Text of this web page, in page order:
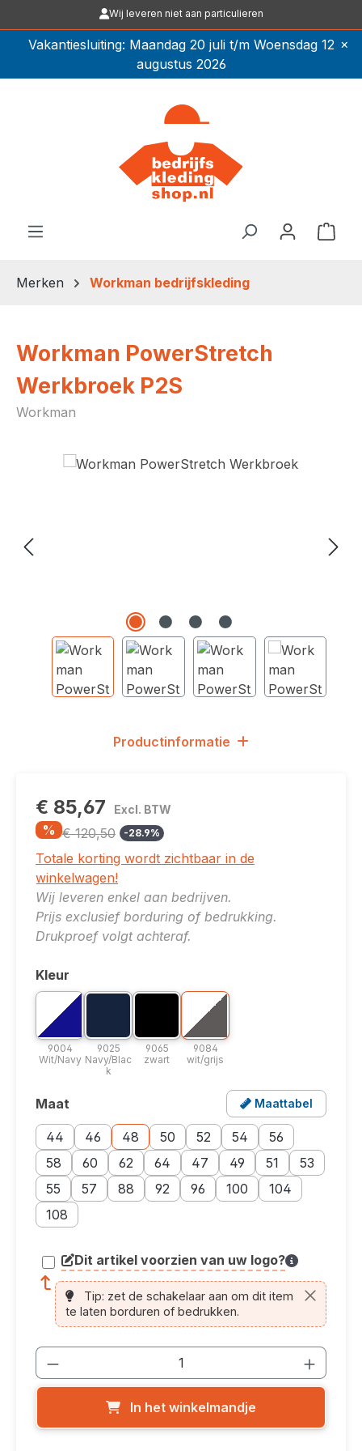
Ga naar de hoofdinhoudWij leveren niet aan particulieren
Vakantiesluiting: Maandag 20 juli t/m Woensdag 12
augustus 2026
×
Merken Workman bedrijfskleding
Workman PowerStretch
Werkbroek P2S
Workman
Afbeeldingengalerij overslaan
Productinformatie
€ 85,67 Excl. BTW
% € 120,50 -28.9%
Totale korting wordt zichtbaar in de
winkelwagen!
Wij leveren enkel aan bedrijven.
Prijs exclusief borduring of bedrukking.
Drukproef volgt achteraf.
Selecteer
Kleur
Bicolor optie: 9004 Wit/Navy
9004
Wit/Navy
9025 Navy/Black
Kleuroptie: 9025 Navy/Black
9025
Navy/Blac
k
9065 zwart
Kleuroptie: 9065 zwart
9065
zwart
Bicolor optie: 9084 wit/grijs
9084
wit/grijs
Selecteer
Maat Maattabel
Opent een popup met de maattabel voor dit
44
Maatoptie: 44
46
Maatoptie: 46
48
Maatoptie: 48
50
Maatoptie: 50
52
Maatoptie: 52
54
Maatoptie: 54
56
Maatoptie: 56
58
Maatoptie: 58
60
Maatoptie: 60
62
Maatoptie: 62
64
Maatoptie: 64
47
Maatoptie: 47
49
Maatoptie: 49
51
Maatoptie: 51
53
Maatoptie:
55
Maatoptie: 55
57
Maatoptie: 57
88
Maatoptie: 88
92
Maatoptie: 92
96
Maatoptie: 96
100
Maatoptie: 100
104
Maatoptie: 104
108
Maatoptie: 108
Dit artikel voorzien van uw logo?
article.printing.helptext
Tip: zet de schakelaar aan om dit item
te laten borduren of bedrukken.
Producthoeveelheid: Voer de
In het winkelmandje